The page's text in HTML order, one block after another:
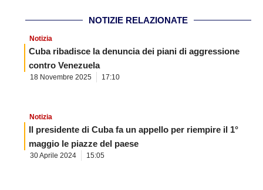
NOTIZIE RELAZIONATE
Notizia
Cuba ribadisce la denuncia dei piani di aggressione
contro Venezuela
18 Novembre 2025 17:10
Notizia
Il presidente di Cuba fa un appello per riempire il 1°
maggio le piazze del paese
30 Aprile 2024 15:05